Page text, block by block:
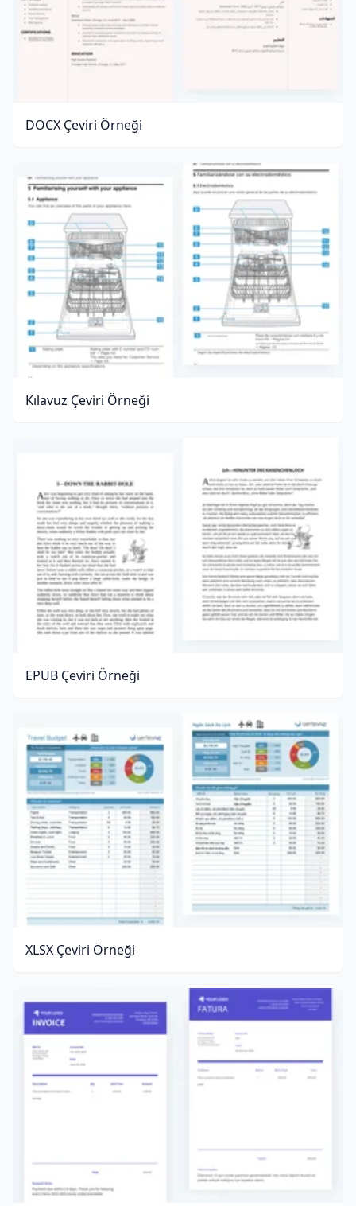
DOCX Çeviri Örneği
Kılavuz Çeviri Örneği
EPUB Çeviri Örneği
XLSX Çeviri Örneği